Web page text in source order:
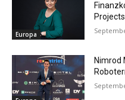
Europa
Nimrod